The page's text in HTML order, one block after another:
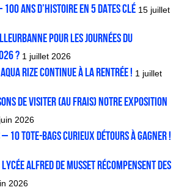
– 100 ans d’histoire en 5 dates clé 15 juillet
pour les Journées du
? 1 juillet 2026
Rize continue à la rentrée ! 1 juillet
de visiter (au frais) notre exposition
2026
– 10 tote-bags Curieux Détours à gagner !
lycée Alfred de Musset récompensent des
2026